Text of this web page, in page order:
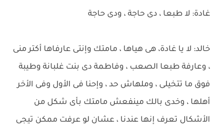
غادة: لا طبعا ، دى حاجة ، ودى حاجة
خالد: لا يا غادة، هى هياها ، مامتك وإنتى عارفاها أكتر منى
، وعارفة طبعا الصعب ، وفاطمة دى بنت غلبانة وطيبة
فوق ما تتخيلى ، وملهاش حد ، وإحنا فى الأول وفى الأخر
أهلها ، وخدى بالك مينفعش مامتك بأى شكل من
الأشكال تعرف إنها عندنا ، عشان لو عرفت ممكن تيجى